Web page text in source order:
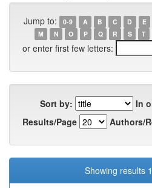
Jump to: 0-9 A B C D E
M
N O P Q R S T
or enter first few letters:
Sort by:
In
Results/Page
Authors/
Showing results